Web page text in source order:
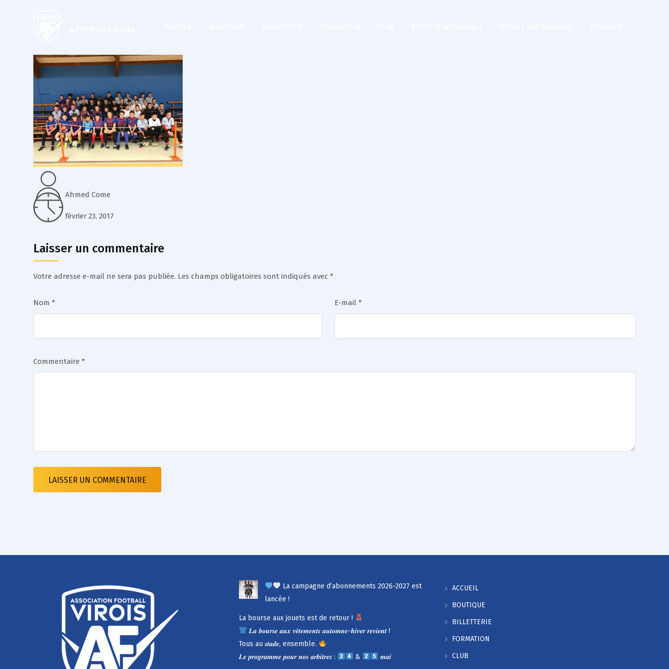
Ahmed Come
février 23, 2017
Laisser un commentaire
Votre adresse e-mail ne sera pas publiée. Les champs obligatoires sont indiqués avec *
Nom * E-mail *
Commentaire *
La campagne d’abonnements 2026-2027 est
lancée !
La bourse aux jouets est de retour !
𝑳𝒂 𝒃𝒐𝒖𝒓𝒔𝒆 𝒂𝒖𝒙 𝒗𝒆̂𝒕𝒆𝒎𝒆𝒏𝒕𝒔 𝒂𝒖𝒕𝒐𝒎𝒏𝒆-𝒉𝒊𝒗𝒆𝒓 𝒓𝒆𝒗𝒊𝒆𝒏𝒕 !
Tous au 𝒔𝒕𝒂𝒅𝒆, ensemble.
𝑳𝒆 𝒑𝒓𝒐𝒈𝒓𝒂𝒎𝒎𝒆 𝒑𝒐𝒖𝒓 𝒏𝒐𝒔 𝒂𝒓𝒃𝒊𝒕𝒓𝒆𝒔 :
& 𝒎𝒂𝒊
ACCUEIL
BOUTIQUE
BILLETTERIE
FORMATION
CLUB